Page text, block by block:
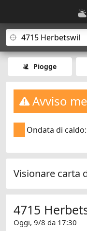
Piogge
Avviso
Ondata di
Visionare carta
4715
Oggi, 9/8 da 17:30